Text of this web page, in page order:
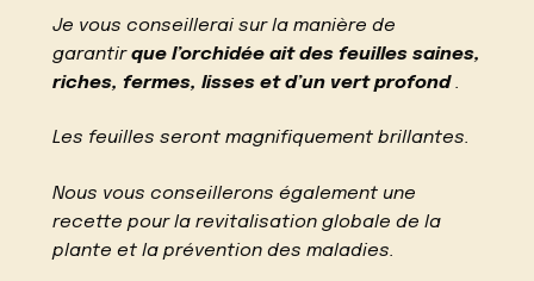
Je vous conseillerai sur la manière de
garantirque l’orchidée ait des feuilles saines,
riches, fermes, lisses et d’un vert profond.
Les feuilles seront magnifiquement brillantes.
Nous vous conseillerons également une
recette pour la revitalisation globale de la
plante et la prévention des maladies.